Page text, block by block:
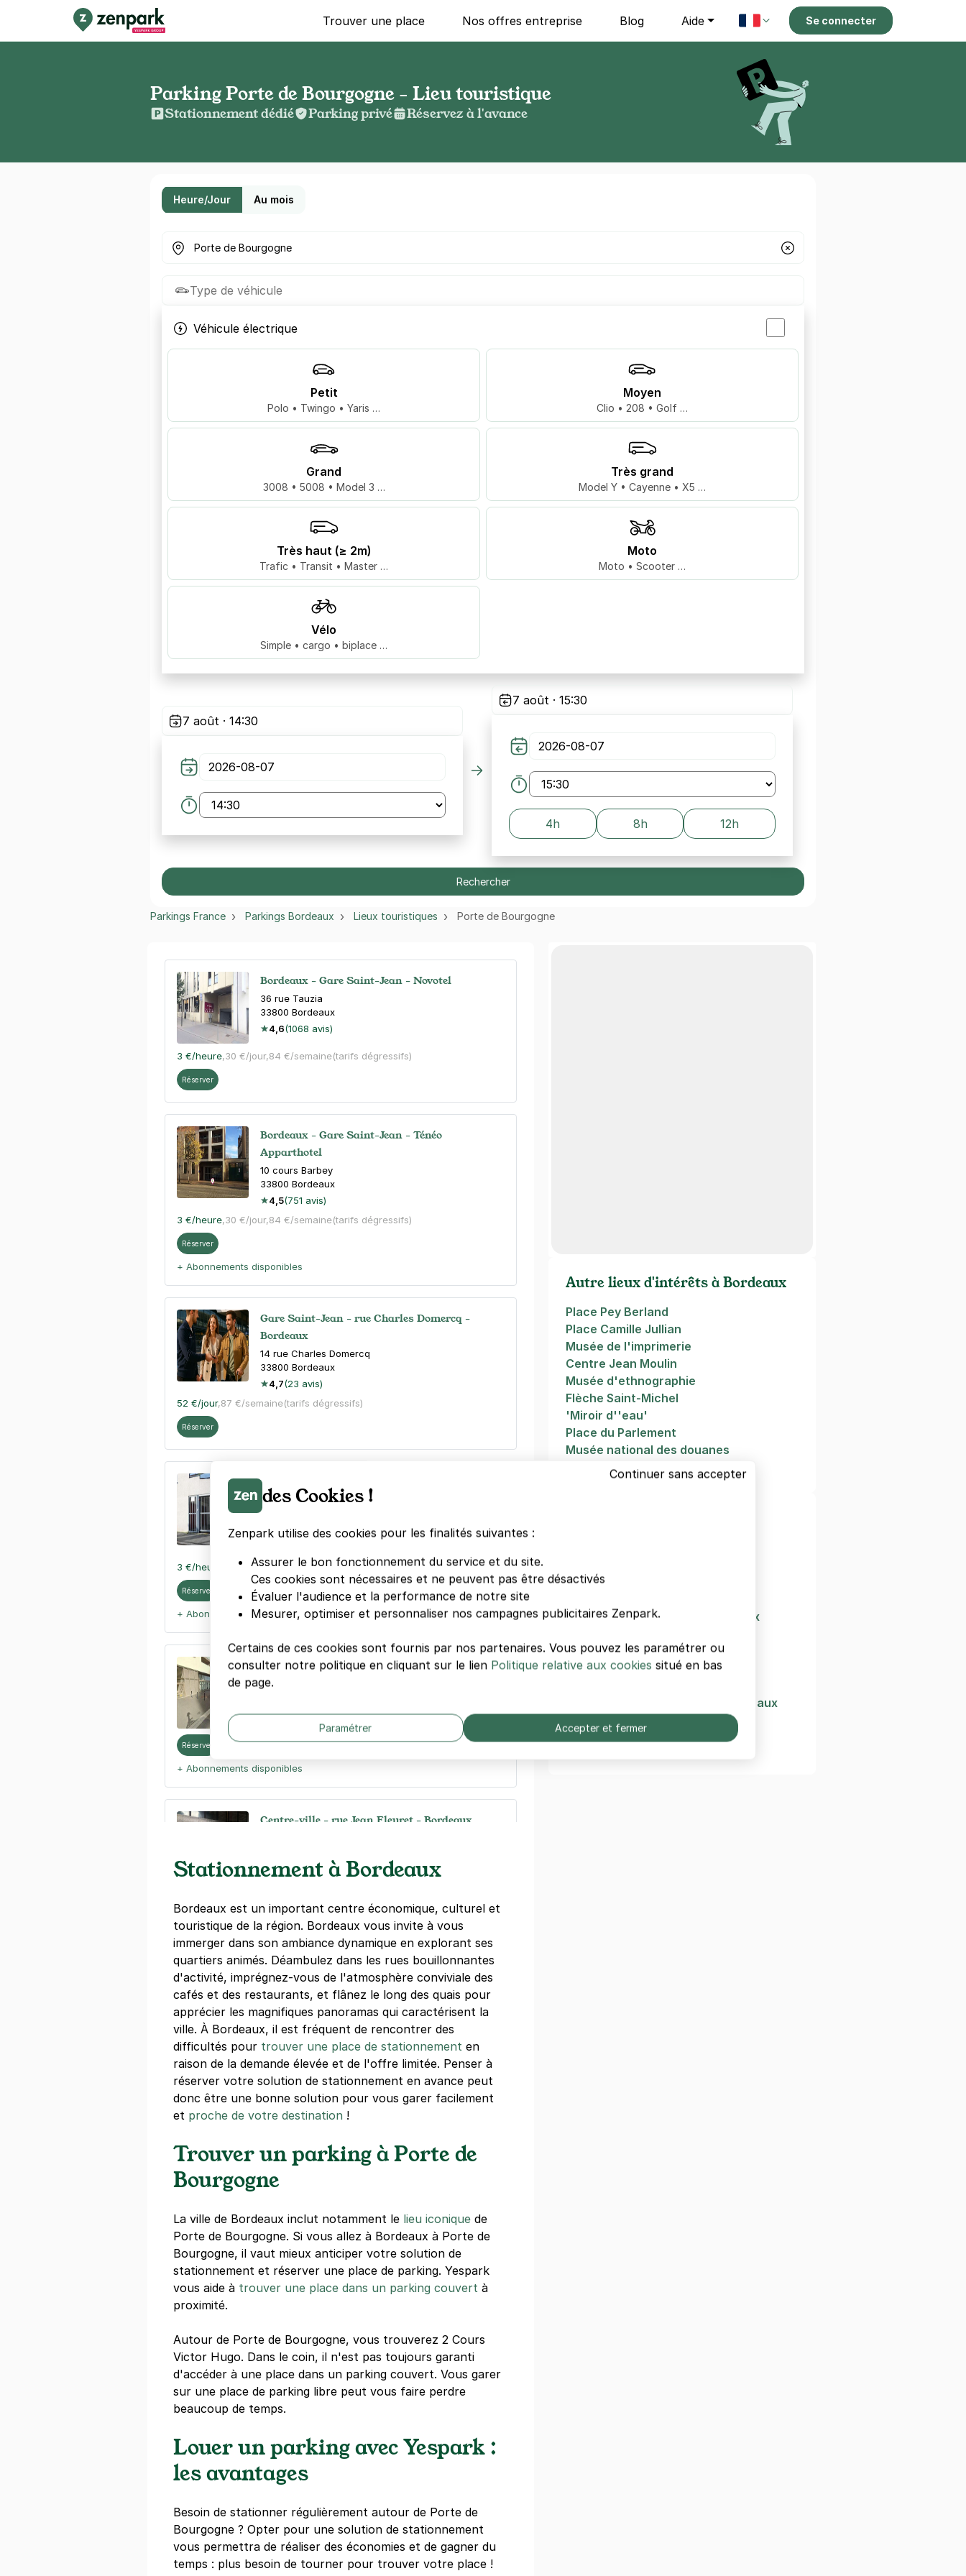
Trouver une place Nos offres entreprise Blog Aide Se connecter
Parking Porte de Bourgogne - Lieu touristique
Stationnement dédié Parking privé Réservez à l'avance
Heure/Jour Au mois
Où cherchez-vous un parking ?
Type de véhicule
Véhicule électrique
Petit
Polo • Twingo • Yaris …
Moyen
Clio • 208 • Golf …
Grand
3008 • 5008 • Model 3 …
Très grand
Model Y • Cayenne • X5 …
Très haut (≥ 2m)
Trafic • Transit • Master …
Moto
Moto • Scooter …
Vélo
Simple • cargo • biplace …
7 août · 14:30
7 août · 15:30
4h 8h 12h
Rechercher
Parkings France Parkings Bordeaux Lieux touristiques Porte de Bourgogne
Bordeaux - Gare Saint-Jean - Novotel
36 rue Tauzia
33800 Bordeaux
4,6(1068 avis)
3 €/heure,30 €/jour,84 €/semaine(tarifs dégressifs)
Réserver
Bordeaux - Gare Saint-Jean - Ténéo
Apparthotel
10 cours Barbey
33800 Bordeaux
4,5(751 avis)
3 €/heure,30 €/jour,84 €/semaine(tarifs dégressifs)
Réserver
+ Abonnements disponibles
Gare Saint-Jean - rue Charles Domercq -
Bordeaux
14 rue Charles Domercq
33800 Bordeaux
4,7(23 avis)
52 €/jour,87 €/semaine(tarifs dégressifs)
Réserver
Bordeaux - Gare Saint-Jean - Eglise du Sacré-
Coeur
33000Bordeaux
3 €/heure 30 €/jour,84 €/semaine (tarifs dégressifs)
Réserver
+ Abonnements disponibles
Bordeaux - Henri Dunant - La Bastide
108 rue Henri Dunant
4,4(7 avis)
Réserver
+ Abonnements disponibles
Centre-ville - rue Jean Fleuret - Bordeaux
4,4(308 avis)
+ Abonnements disponibles
Centre commercial Mériadeck - rue Claude
Bonnier - Bordeaux
14 rue Claude Bonnier
33000Bordeaux
4,3(30 avis)
2 €/heure ,17 €/jour,73 €/semaine(tarifs dégressifs)
Réserver
+ Abonnements disponibles
Séjours & Affaires Bordeaux Yser
4,6 (30 avis)
3 €/heure,21 €/jour,48 €/semaine(tarifs dégressifs)
Réserver
+ Abonnements disponibles
Bordeaux - Saint-André - Palais de Justice
2 rue Claude Bonnier
33000Bordeaux
4,4(116 avis)
Réserver
+ Abonnements disponibles
Voiturier Gare de Bordeaux Saint-Jean - Green
Valet
14 rue Charles Domercq
Stationnement à Bordeaux
Bordeaux est un important centre économique, culturel et
touristique de la région. Bordeaux vous invite à vous
immerger dans son ambiance dynamique en explorant ses
quartiers animés. Déambulez dans les rues bouillonnantes
d'activité, imprégnez-vous de l'atmosphère conviviale des
cafés et des restaurants, et flânez le long des quais pour
apprécier les magnifiques panoramas qui caractérisent la
ville. À Bordeaux, il est fréquent de rencontrer des
difficultés pour trouver une place de stationnement en
raison de la demande élevée et de l'offre limitée. Penser à
réserver votre solution de stationnement en avance peut
donc être une bonne solution pour vous garer facilement
et proche de votre destination !
Trouver un parking à Porte de
Bourgogne
La ville de Bordeaux inclut notamment le lieu iconique de
Porte de Bourgogne. Si vous allez à Bordeaux à Porte de
Bourgogne, il vaut mieux anticiper votre solution de
stationnement et réserver une place de parking. Yespark
vous aide à trouver une place dans un parking couvert à
proximité.
Autour de Porte de Bourgogne, vous trouverez 2 Cours
Victor Hugo. Dans le coin, il n'est pas toujours garanti
d'accéder à une place dans un parking couvert. Vous garer
sur une place de parking libre peut vous faire perdre
beaucoup de temps.
Louer un parking avec Yespark :
les avantages
Besoin de stationner régulièrement autour de Porte de
Bourgogne ? Opter pour une solution de stationnement
vous permettra de réaliser des économies et de gagner du
temps : plus besoin de tourner pour trouver votre place !
Autre lieux d'intérêts à Bordeaux
Place Pey Berland
Place Camille Jullian
Musée de l'imprimerie
Centre Jean Moulin
Musée d'ethnographie
Flèche Saint-Michel
'Miroir d''eau'
Place du Parlement
Musée national des douanes
Place de la Bourse
Marché des Capucins
Parc des Expositions de Bordeaux
Palais de la Bourse
Palais de la Bourse de Bordeaux
Cathédrale Saint-André de Bordeaux
Continuer sans accepter
des Cookies !
Zenpark utilise des cookies pour les finalités suivantes :
Assurer le bon fonctionnement du service et du site.
Ces cookies sont nécessaires et ne peuvent pas être désactivés
Évaluer l'audience et la performance de notre site
Mesurer, optimiser et personnaliser nos campagnes publicitaires Zenpark.
Certains de ces cookies sont fournis par nos partenaires. Vous pouvez les paramétrer ou
consulter notre politique en cliquant sur le lien Politique relative aux cookies situé en bas
de page.
Paramétrer Accepter et fermer